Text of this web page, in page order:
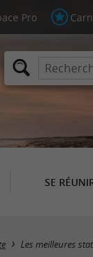
Pro
SE
Les meilleures